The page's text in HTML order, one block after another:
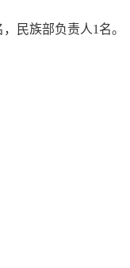
民族部负责人1名。